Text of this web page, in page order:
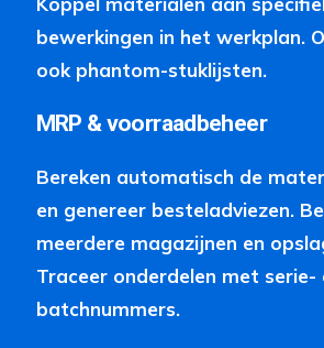
bewerkingen in het werkplan.
ook phantom-stuklijsten.
MRP & voorraadbeheer
Bereken automatisch de
en genereer besteladviezen.
meerdere magazijnen en
Traceer onderdelen met serie-
batchnummers.